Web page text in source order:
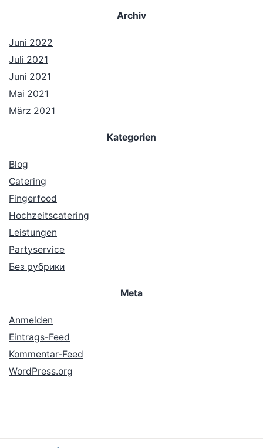
Archiv
Juni 2022
Juli 2021
Juni 2021
Mai 2021
März 2021
Kategorien
Blog
Catering
Fingerfood
Hochzeitscatering
Leistungen
Partyservice
Без рубрики
Meta
Anmelden
Eintrags-Feed
Kommentar-Feed
WordPress.org